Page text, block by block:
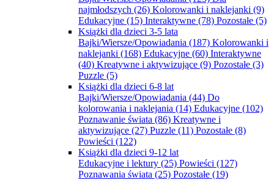
najmłodszych (26) Kolorowanki i naklejanki (9)
Edukacyjne (15) Interaktywne (78) Pozostałe (5)
Książki dla dzieci 3-5 lata
Bajki/Wiersze/Opowiadania (187) Kolorowanki i
naklejanki (168) Edukacyjne (60) Interaktywne
(40) Kreatywne i aktywizujące (9) Pozostałe (3)
Puzzle (5)
Książki dla dzieci 6-8 lat
Bajki/Wiersze/Opowiadania (44) Do
kolorowania i naklejania (14) Edukacyjne (102)
Poznawanie świata (86) Kreatywne i
aktywizujące (27) Puzzle (11) Pozostałe (8)
Powieści (122)
Książki dla dzieci 9-12 lat
Edukacyjne i lektury (25) Powieści (127)
Poznawania świata (25) Pozostałe (19)